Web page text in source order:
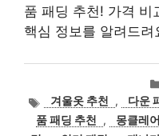
품 패딩 추천! 가격 비
핵심 정보를 알려드려
태
그
겨울옷 추천 , 다운
품 패딩 추천
, 몽클레